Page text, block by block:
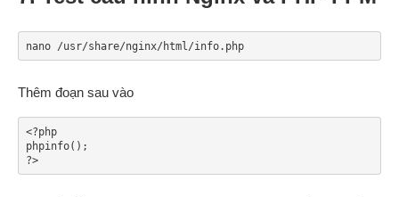
nano /usr/share/nginx/html/info.php
Thêm đoạn sau vào
<?php
phpinfo();
?>